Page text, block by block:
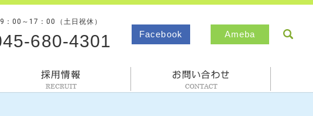
：00～17：00（土日祝休）
680-4301 Facebook Ameba